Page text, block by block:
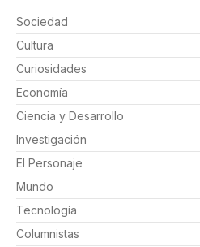
Sociedad
Cultura
Curiosidades
Economía
Ciencia y Desarrollo
Investigación
El Personaje
Mundo
Tecnología
Columnistas